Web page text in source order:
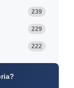
239
229
222